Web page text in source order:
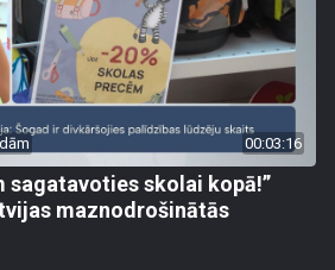
00:03:16
sagatavoties skolai kopā!”
maznodrošinātās